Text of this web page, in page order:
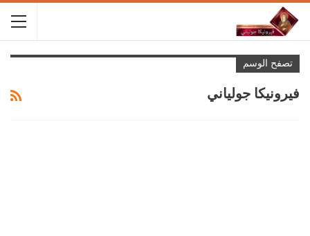
تصفح الوسم
فيرونيكا جولياني